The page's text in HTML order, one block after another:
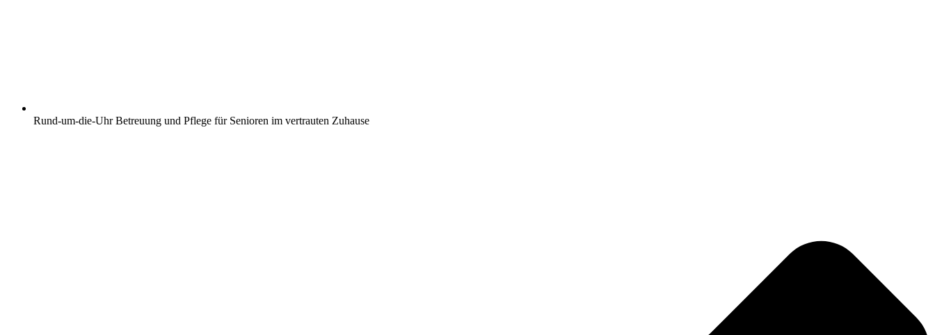
Rund-um-die-Uhr Betreuung und Pflege für Senioren im vertrauten Zuhause